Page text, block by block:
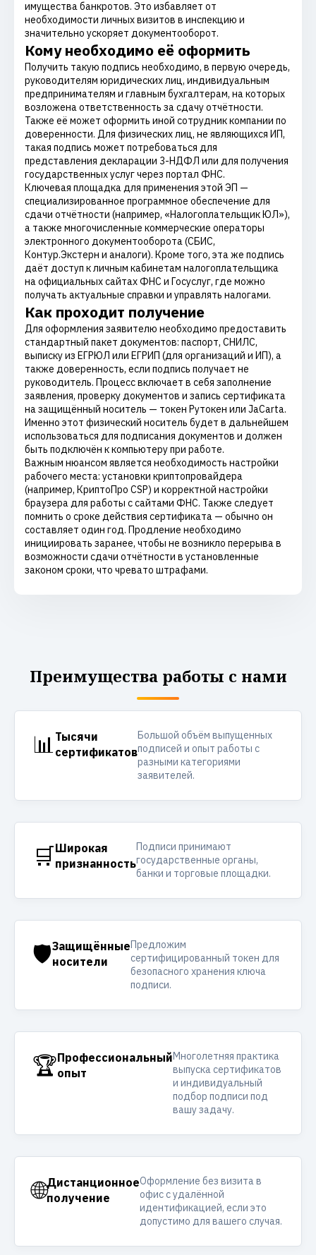
имущества банкротов. Это избавляет от
необходимости личных визитов в инспекцию и
значительно ускоряет документооборот.
Кому необходимо её оформить
Получить такую подпись необходимо, в первую очередь,
руководителям юридических лиц, индивидуальным
предпринимателям и главным бухгалтерам, на которых
возложена ответственность за сдачу отчётности.
Также её может оформить иной сотрудник компании по
доверенности. Для физических лиц, не являющихся ИП,
такая подпись может потребоваться для
представления декларации 3-НДФЛ или для получения
государственных услуг через портал ФНС.
Ключевая площадка для применения этой ЭП —
специализированное программное обеспечение для
сдачи отчётности (например, «Налогоплательщик ЮЛ»),
а также многочисленные коммерческие операторы
электронного документооборота (СБИС,
Контур.Экстерн и аналоги). Кроме того, эта же подпись
даёт доступ к личным кабинетам налогоплательщика
на официальных сайтах ФНС и Госуслуг, где можно
получать актуальные справки и управлять налогами.
Как проходит получение
Для оформления заявителю необходимо предоставить
стандартный пакет документов: паспорт, СНИЛС,
выписку из ЕГРЮЛ или ЕГРИП (для организаций и ИП), а
также доверенность, если подпись получает не
руководитель. Процесс включает в себя заполнение
заявления, проверку документов и запись сертификата
на защищённый носитель — токен Рутокен или JaCarta.
Именно этот физический носитель будет в дальнейшем
использоваться для подписания документов и должен
быть подключён к компьютеру при работе.
Важным нюансом является необходимость настройки
рабочего места: установки криптопровайдера
(например, КриптоПро CSP) и корректной настройки
браузера для работы с сайтами ФНС. Также следует
помнить о сроке действия сертификата — обычно он
составляет один год. Продление необходимо
инициировать заранее, чтобы не возникло перерыва в
возможности сдачи отчётности в установленные
законом сроки, что чревато штрафами.
Преимущества работы с нами
📊 Тысячи
сертификатов
Большой объём выпущенных
подписей и опыт работы с
разными категориями
заявителей.
🛒Широкая
признанность
Подписи принимают
государственные органы,
банки и торговые площадки.
🛡️Защищённые
носители
Предложим
сертифицированный токен для
безопасного хранения ключа
подписи.
🏆Профессиональный
опыт
Многолетняя практика
выпуска сертификатов
и индивидуальный
подбор подписи под
вашу задачу.
🌐Дистанционное
получение
Оформление без визита в
офис с удалённой
идентификацией, если это
допустимо для вашего случая.